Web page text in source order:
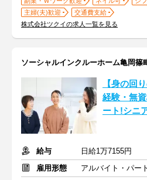
主婦(夫)歓迎
交通費支給
株式会社ツクイの求人一覧を見る
ソーシャルインクルーホーム亀岡篠
【身の回
経験・無
ート!シニ
給与
日給1万7155円
雇用形態
アルバイト・パート